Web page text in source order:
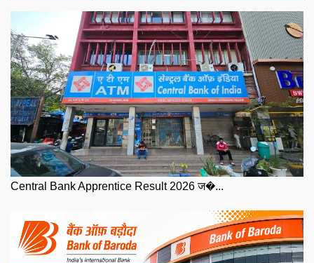
Central Bank Apprentice Result 2026 ज�...